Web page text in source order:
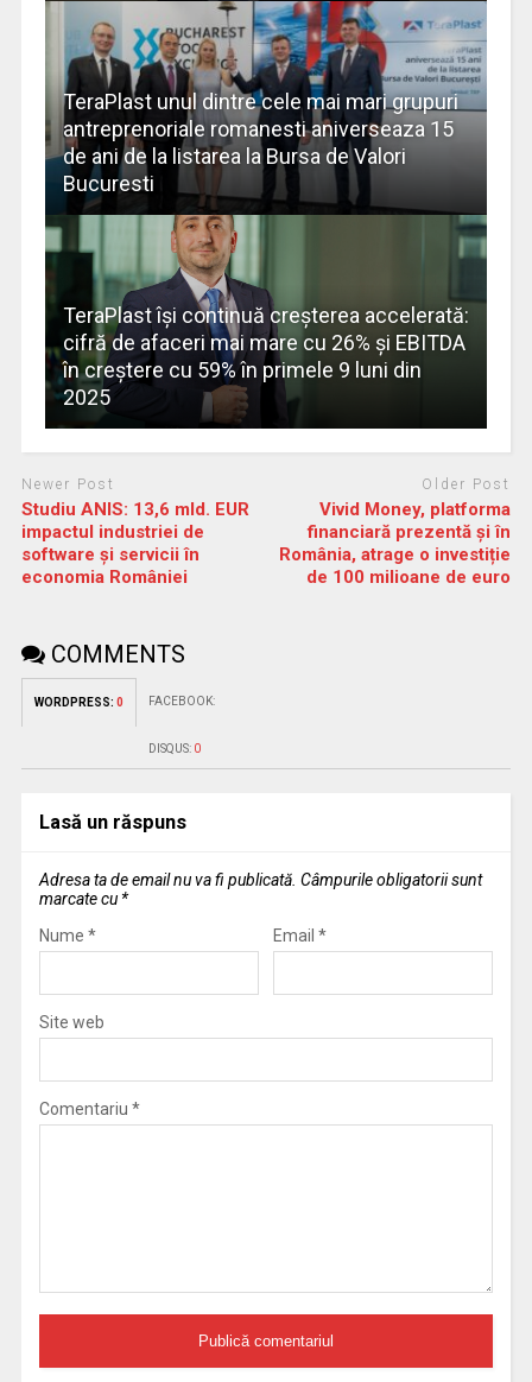
TeraPlast unul dintre cele mai mari grupuri
antreprenoriale romanesti aniverseaza 15
de ani de la listarea la Bursa de Valori
Bucuresti
TeraPlast își continuă creșterea accelerată:
cifră de afaceri mai mare cu 26% și EBITDA
în creștere cu 59% în primele 9 luni din
2025
Newer Post
Studiu ANIS: 13,6 mld. EUR
impactul industriei de
software și servicii în
economia României
Older Post
Vivid Money, platforma
financiară prezentă și în
România, atrage o investiție
de 100 milioane de euro
COMMENTS
WORDPRESS: 0 FACEBOOK:
DISQUS: 0
Lasă un răspuns
Adresa ta de email nu va fi publicată. Câmpurile obligatorii sunt
marcate cu *
Nume * Email *
Site web
Comentariu *